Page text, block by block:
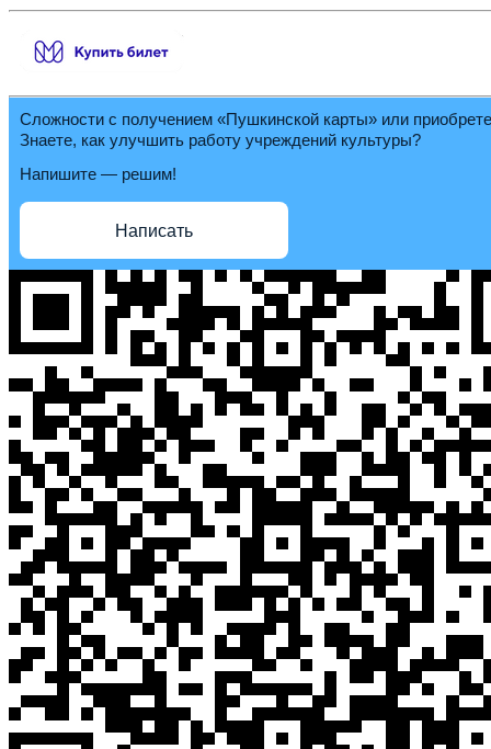
Сложности с получением «Пушкинской карты» или
Знаете, как улучшить работу учреждений культуры?
Напишите — решим!
Написать